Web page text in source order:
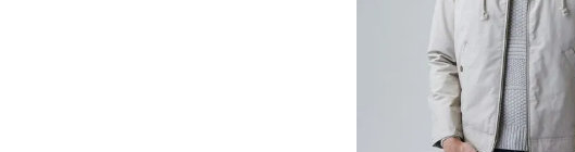
Compra rápida